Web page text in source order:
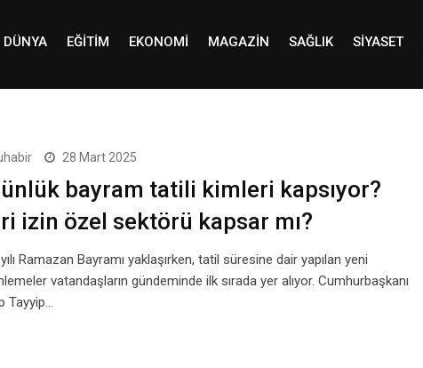
DÜNYA EĞITIM EKONOMI MAGAZIN SAĞLIK SIYASET
28 Mart 2025
bayram tatili kimleri kapsıyor?
izin özel sektörü kapsar mı?
Ramazan Bayramı yaklaşırken, tatil süresine dair yapılan yeni
vatandaşların gündeminde ilk sırada yer alıyor. Cumhurbaşkanı
Tayyip…